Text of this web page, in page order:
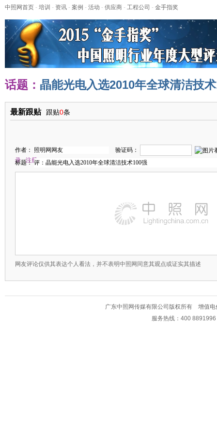
中照网首页 - 培训 - 资讯 - 案例 - 活动 - 供应商 - 工程公司 - 金手指奖
话题： 晶能光电入选2010年全球清洁技
最新跟贴 跟贴0条
作者：
验证码：
录
注册
标题：
网友评论仅供其表达个人看法，并不表明中照网同意其观点或证实其描述
广东中照网传媒有限公司版权所有 增值
服务热线：400 8891996